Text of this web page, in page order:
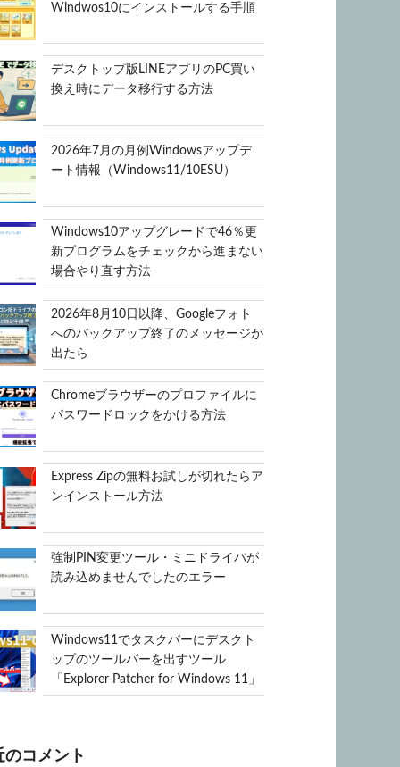
Windwos10にインストールする手順
デスクトップ版LINEアプリのPC買い
換え時にデータ移行する方法
2026年7月の月例Windowsアップデ
ート情報（Windows11/10ESU）
Windows10アップグレードで46％更
新プログラムをチェックから進まない
場合やり直す方法
2026年8月10日以降、Googleフォト
へのバックアップ終了のメッセージが
出たら
Chromeブラウザーのプロファイルに
パスワードロックをかける方法
Express Zipの無料お試しが切れたらア
ンインストール方法
強制PIN変更ツール・ミニドライバが
読み込めませんでしたのエラー
Windows11でタスクバーにデスクト
ップのツールバーを出すツール
「Explorer Patcher for Windows 11」
のコメント